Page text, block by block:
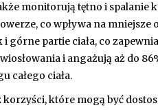
monitorują tętno i spalanie
co wpływa na mniejsze
górne partie ciała, co
i angażują aż do
całego ciała.
które mogą być